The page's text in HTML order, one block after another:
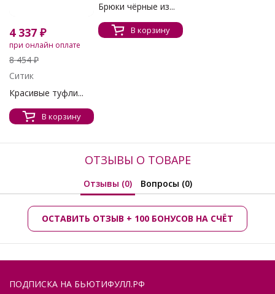
4 337 ₽
при онлайн оплате
8 454 ₽
Ситик
Красивые туфли...
В корзину
Брюки чёрные из...
В корзину
ОТЗЫВЫ О ТОВАРЕ
Отзывы (0) Вопросы (0)
ОСТАВИТЬ ОТЗЫВ + 100 БОНУСОВ НА СЧЁТ
ПОДПИСКА НА БЬЮТИФУЛЛ.РФ